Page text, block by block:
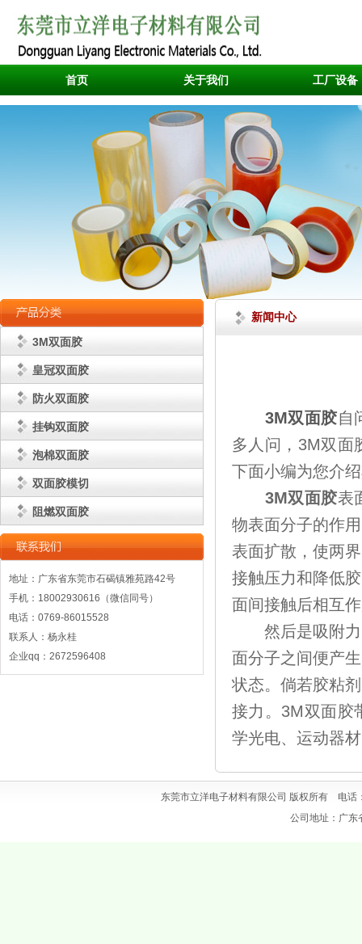
首页 关于我们 工厂设备
3M双面胶
皇冠双面胶
防火双面胶
挂钩双面胶
泡棉双面胶
双面胶模切
阻燃双面胶
地址：广东省东莞市石碣镇雅苑路42号
手机：18002930616（微信同号）
电话：0769-86015528
联系人：杨永桂
企业qq：2672596408
新闻中心
3M双面胶自
多人问，3M双面
下面小编为您介
3M双面胶表
物表面分子的作
表面扩散，使两
接触压力和降低
面间接触后相互
然后是吸附力
面分子之间便产
状态。倘若胶粘
接力。3M双面胶
学光电、运动器
东莞市立洋电子材料有限公司 版权所有 电
公司地址：广东